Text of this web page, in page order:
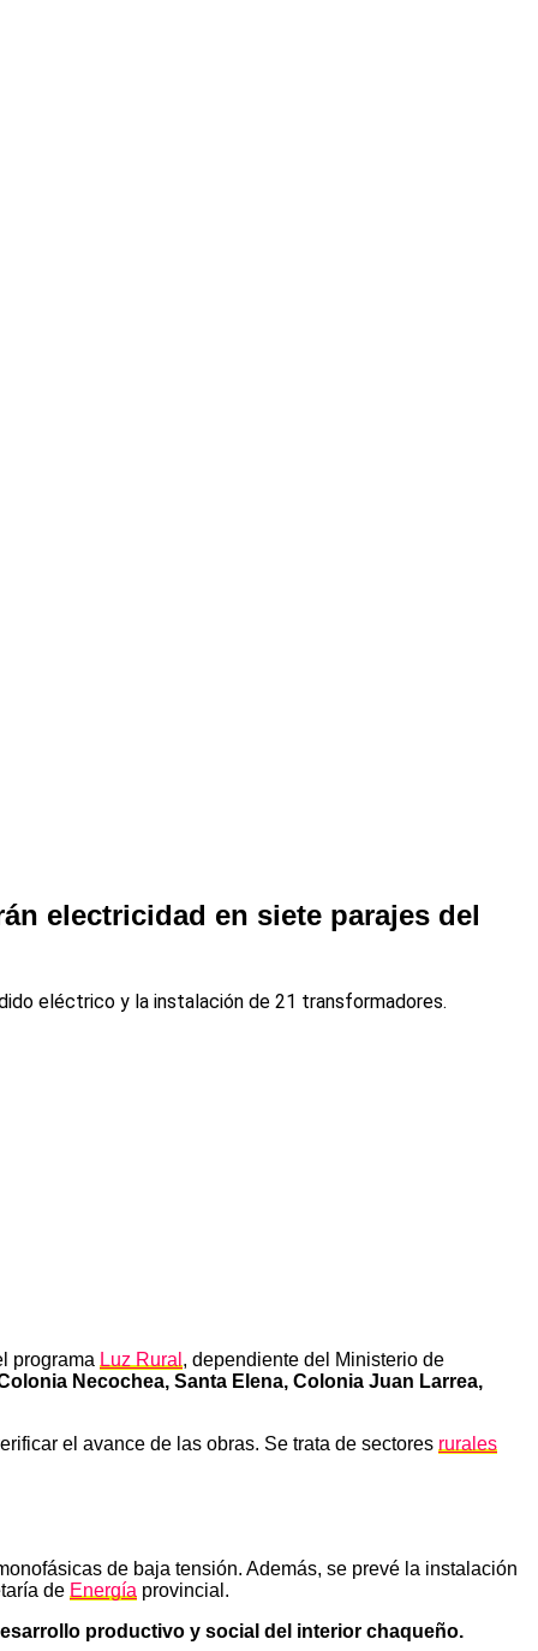
electricidad en siete parajes del
eléctrico y la instalación de 21 transformadores.
programa Luz Rural , dependiente del Ministerio de
Necochea, Santa Elena, Colonia Juan Larrea,
el avance de las obras. Se trata de sectores rurales
de baja tensión. Además, se prevé la instalación
de Energía provincial.
productivo y social del interior chaqueño.